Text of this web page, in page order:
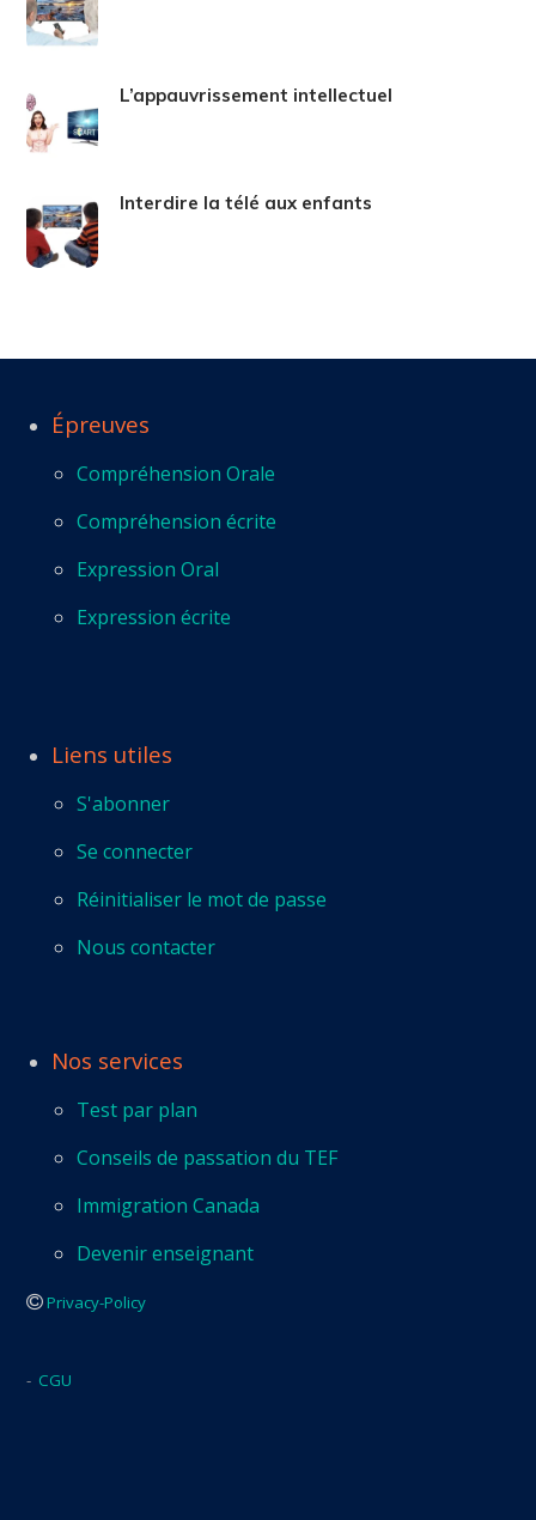
L’appauvrissement intellectuel
Interdire la télé aux enfants
Épreuves
Compréhension Orale
Compréhension écrite
Expression Oral
Expression écrite
Liens utiles
S'abonner
Se connecter
Réinitialiser le mot de passe
Nous contacter
Nos services
Test par plan
Conseils de passation du TEF
Immigration Canada
Devenir enseignant
Privacy-Policy
- CGU